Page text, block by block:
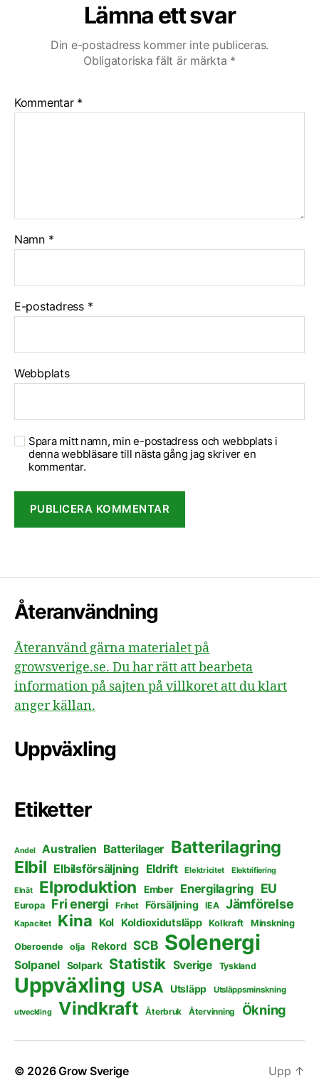
Lämna ett svar
Din e-postadress kommer inte publiceras.
Obligatoriska fält är märkta *
Kommentar *
Namn *
E-postadress *
Webbplats
Spara mitt namn, min e-postadress och webbplats i
denna webbläsare till nästa gång jag skriver en
kommentar.
Återanvändning
Återanvänd gärna materialet på
growsverige.se. Du har rätt att bearbeta
information på sajten på villkoret att du klart
anger källan.
Uppväxling
Etiketter
Andel Australien Batterilager Batterilagring
Elbil Elbilsförsäljning Eldrift Elektricitet Elektrifiering
Elnät Elproduktion Ember Energilagring EU
Europa Fri energi Frihet Försäljning IEA Jämförelse
Kapacitet Kina Kol Koldioxidutsläpp Kolkraft Minskning
Oberoende olja Rekord SCB Solenergi
Solpanel Solpark Statistik Sverige Tyskland
Uppväxling USA Utsläpp Utsläppsminskning
utveckling Vindkraft Återbruk Återvinning Ökning
© 2026Grow Sverige Upp ↑